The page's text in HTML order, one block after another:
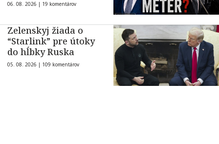
06. 08. 2026 | 19 komentárov
Zelenskyj žiada o
“Starlink” pre útoky
do hĺbky Ruska
05. 08. 2026 | 109 komentárov